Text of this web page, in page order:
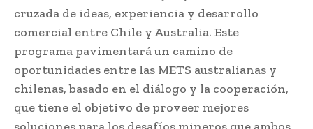
cruzada de ideas, experiencia y desarrollo
comercial entre Chile y Australia. Este
programa pavimentará un camino de
oportunidades entre las METS australianas y
chilenas, basado en el diálogo y la cooperación,
que tiene el objetivo de proveer mejores